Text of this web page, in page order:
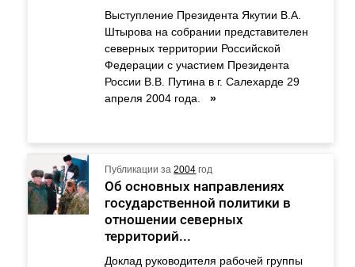
Выступление Президента Якутии В.А.
Штырова на собрании представителен
северных территории Российской
Федерации с участием Президента
России В.В. Путина в г. Салехарде 29
апреля 2004 года.»
Публикации за2004 год
Об основных направлениях
государственной политики в
отношении северных
территорий...
Доклад руководителя рабочей группы